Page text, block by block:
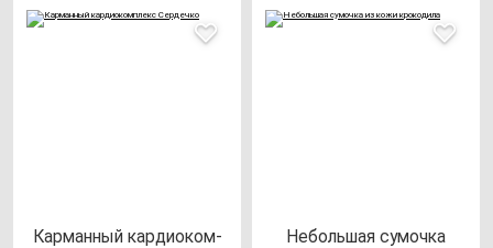
Кар­ман­ный кар­ди­оком­
Неболь­шая су­моч­ка